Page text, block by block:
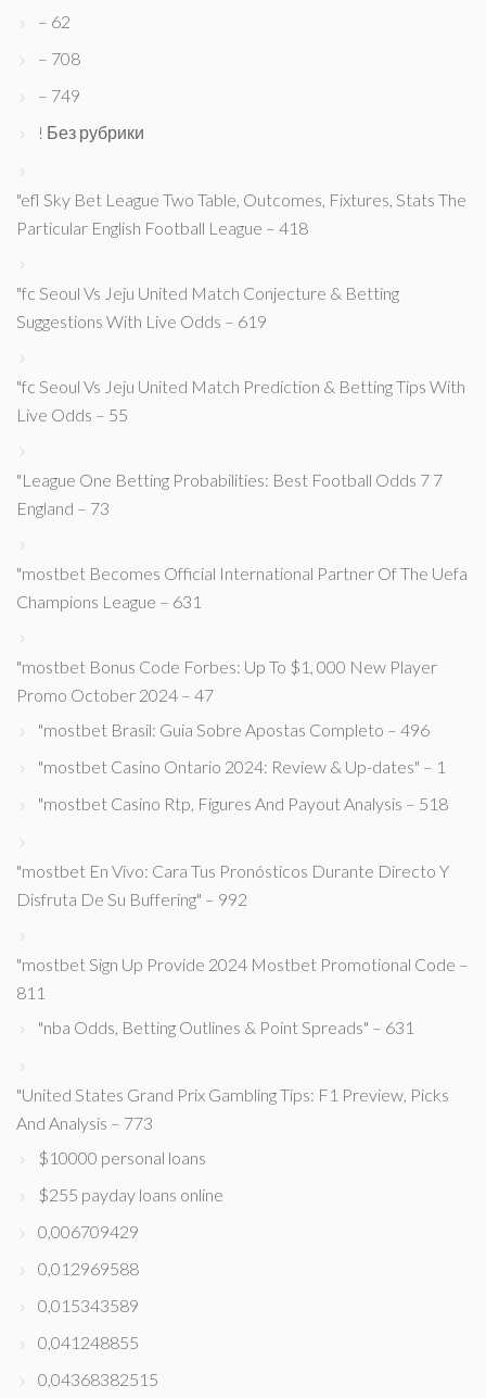
– 62
– 708
– 749
! Без рубрики
"efl Sky Bet League Two Table, Outcomes, Fixtures, Stats The
Particular English Football League – 418
"fc Seoul Vs Jeju United Match Conjecture & Betting
Suggestions With Live Odds – 619
"fc Seoul Vs Jeju United Match Prediction & Betting Tips With
Live Odds – 55
"League One Betting Probabilities: Best Football Odds 7 7
England – 73
"mostbet Becomes Official International Partner Of The Uefa
Champions League – 631
"mostbet Bonus Code Forbes: Up To $1, 000 New Player
Promo October 2024 – 47
"mostbet Brasil: Guia Sobre Apostas Completo – 496
"mostbet Casino Ontario 2024: Review & Up-dates" – 1
"mostbet Casino Rtp, Figures And Payout Analysis – 518
"mostbet En Vivo: Cara Tus Pronósticos Durante Directo Y
Disfruta De Su Buffering" – 992
"mostbet Sign Up Provide 2024 Mostbet Promotional Code –
811
"nba Odds, Betting Outlines & Point Spreads" – 631
"United States Grand Prix Gambling Tips: F1 Preview, Picks
And Analysis – 773
$10000 personal loans
$255 payday loans online
0,006709429
0,012969588
0,015343589
0,041248855
0,04368382515